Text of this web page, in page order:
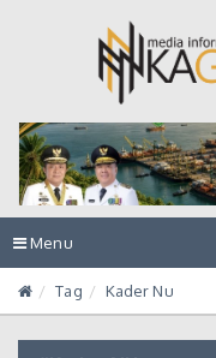
Toggle
navigation
Menu
Tag Kader Nu